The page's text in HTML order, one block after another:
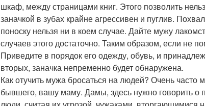
шкаф, между страницами книг. Этого позволить
заначкой в зубах крайне агрессивен и пуглив.
поноску нельзя ни в коем случае. Дайте мужу
случаев этого достаточно. Таким образом, если не
Приведите в порядок его одежду, обувь, и
вторых, заначка непременно будет обнаружена.
Как отучить мужа бросаться на людей? Очень
бывшего, вашу маму. Дамы, здесь нужно говорить о